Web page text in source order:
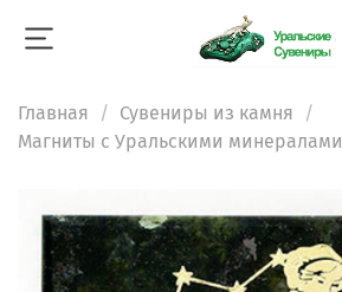
Главная
Сувениры из камня
Магниты с Уральскими минералами